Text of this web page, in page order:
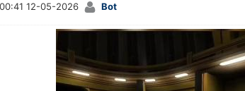
00:41 12-05-2026 Bot